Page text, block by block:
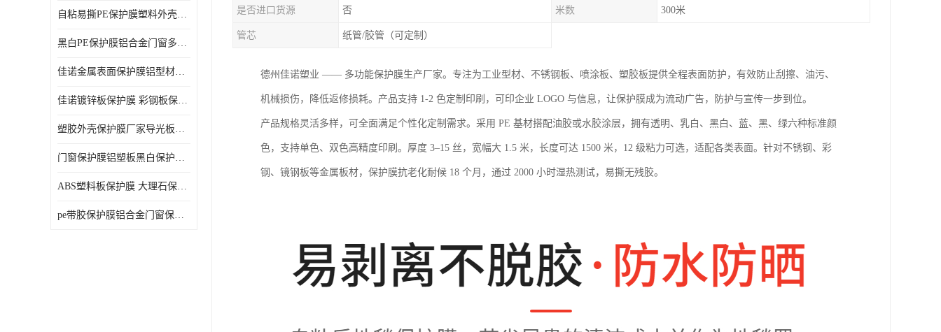
自粘易撕PE保护膜塑料外壳导光板亚克力板膜操作方便
黑白PE保护膜铝合金门窗多种颜色支持定制生产
佳诺金属表面保护膜铝型材保护膜不留残胶铝合金窗框保护胶带
佳诺镀锌板保护膜 彩钢板保护pe保护膜
塑胶外壳保护膜厂家导光板保护膜 铝单板保护膜胶带易撕不留胶
门窗保护膜铝塑板黑白保护膜外墙保温板保护膜
ABS塑料板保护膜 大理石保护膜 缠鱼竿保护膜
pe带胶保护膜铝合金门窗保护不锈钢板保护膜大理石建筑材料保护
是否进口货源 否 米数 300米
管芯 纸管/胶管（可定制）
德州佳诺塑业 —— 多功能保护膜生产厂家。专注为工业型材、不锈钢板、喷涂板、塑胶板提供全程表面防护，有效防止刮擦、油污、
机械损伤，降低返修损耗。产品支持 1-2 色定制印刷，可印企业 LOGO 与信息，让保护膜成为流动广告，防护与宣传一步到位。
产品规格灵活多样，可全面满足个性化定制需求。采用 PE 基材搭配油胶或水胶涂层，拥有透明、乳白、黑白、蓝、黑、绿六种标准颜
色，支持单色、双色高精度印刷。厚度 3–15 丝，宽幅大 1.5 米，长度可达 1500 米，12 级粘力可选，适配各类表面。针对不锈钢、彩
钢、镜钢板等金属板材，保护膜抗老化耐候 18 个月，通过 2000 小时湿热测试，易撕无残胶。